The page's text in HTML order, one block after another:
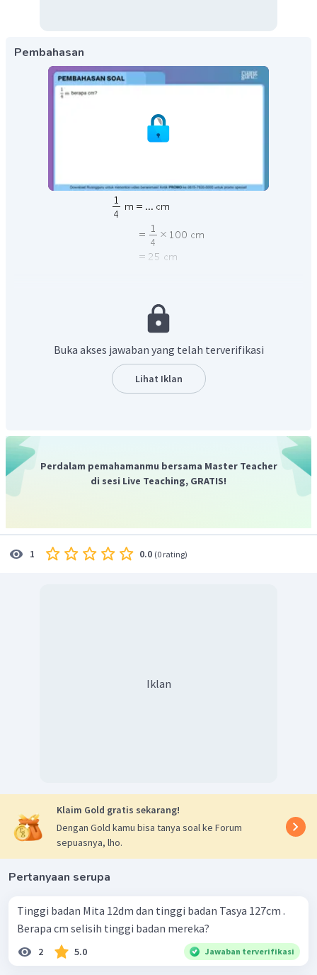
Pembahasan
Buka akses jawaban yang telah terverifikasi
Lihat Iklan
Perdalam pemahamanmu bersama Master Teacher
di sesi Live Teaching, GRATIS!
1 0.0 (0 rating)
Iklan
Klaim Gold gratis sekarang!
Dengan Gold kamu bisa tanya soal ke Forum
sepuasnya, lho.
Pertanyaan serupa
Tinggi badan Mita 12dm dan tinggi badan Tasya 127cm .
Berapa cm selisih tinggi badan mereka?
2 5.0 Jawaban terverifikasi